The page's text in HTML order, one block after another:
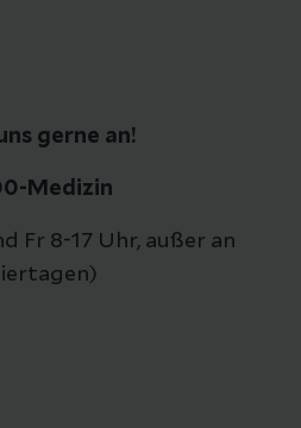
gerne an!
Medizin
Fr 8-17 Uhr, außer an